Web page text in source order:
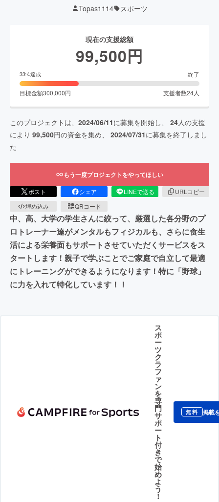
Topas1114 スポーツ
現在の支援総額
99,500円
33%達成 終了
目標金額300,000円 支援者数24人
このプロジェクトは、 2024/06/11に募集を開始し、 24人の支援
により 99,500円の資金を集め、 2024/07/31に募集を終了しまし
た
もう一度プロジェクトをやってほしい
ポスト シェア LINEで送る
URLコピー
埋め込み
QRコード
中、高、大学の学生さんに絞って、厳選した各分野のプ
ロトレーナー達がメンタルもフィジカルも、さらに食生
活による栄養面もサポートさせていただくサービスをス
タートします！親子で学ぶことでご家庭で自立して最適
にトレーニングができるようになります！特に「野球」
に力を入れて特化しています！！
ス
ポ
ー
ツ
ク
ラ
フ
ァ
ン
を
専
門
サ
ポ
ー
ト
付
き
で
始
め
よ
う
！
無料 掲載